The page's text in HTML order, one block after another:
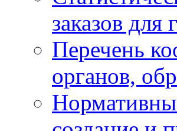
заказов
Перечень
органов,